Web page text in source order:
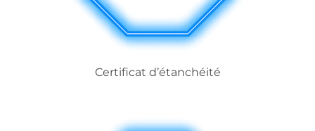
Certificat d’étanchéité